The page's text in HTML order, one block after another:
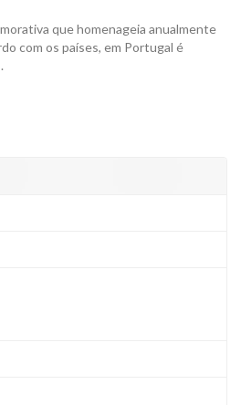
que homenageia anualmente
com os países, em Portugal é